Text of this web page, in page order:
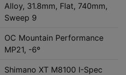
Alloy, 31.8mm, Flat, 740mm,
Sweep 9
OC Mountain Performance
MP21, -6º
Shimano XT M8100 I-Spec